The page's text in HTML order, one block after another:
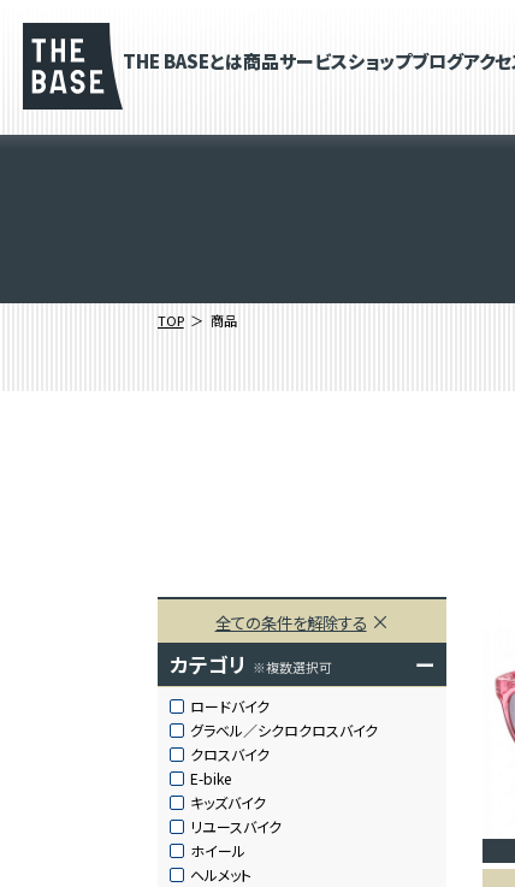
THE BASEとは商品サービスショップブログアク
TOP 商品
全ての条件を解除する
カテゴリ ※複数選択可 ー
ロードバイク
グラベル／シクロクロスバイク
クロスバイク
E-bike
キッズバイク
リユースバイク
ホイール
ヘルメット